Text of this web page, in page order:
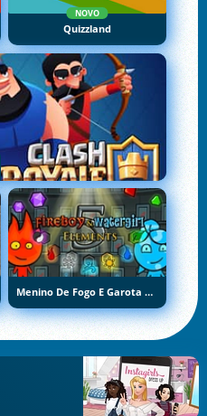
NOVO
Quizzland
Menino De Fogo E Garota De Água 5: Elementos